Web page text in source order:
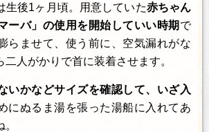
生後1ヶ月頃。用意していた赤ちゃん
ーバ」の使用を開始していい時期 で
らませて、使う前に、空気漏れがな
二人がかりで首に装着させます。
いかなどサイズを確認して、いざ入
にぬるま湯を張った湯船に入れてあ